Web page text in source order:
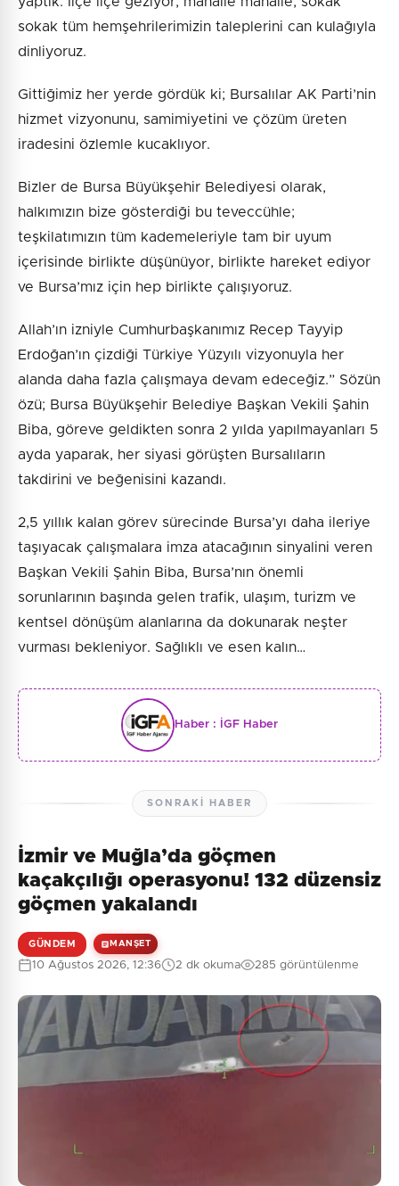
sokak tüm hemşehrilerimizin taleplerini can kulağıyla
dinliyoruz.
Gittiğimiz her yerde gördük ki; Bursalılar AK Parti’nin
hizmet vizyonunu, samimiyetini ve çözüm üreten
iradesini özlemle kucaklıyor.
Bizler de Bursa Büyükşehir Belediyesi olarak,
halkımızın bize gösterdiği bu teveccühle;
teşkilatımızın tüm kademeleriyle tam bir uyum
içerisinde birlikte düşünüyor, birlikte hareket ediyor
ve Bursa’mız için hep birlikte çalışıyoruz.
Allah’ın izniyle Cumhurbaşkanımız Recep Tayyip
Erdoğan’ın çizdiği Türkiye Yüzyılı vizyonuyla her
alanda daha fazla çalışmaya devam edeceğiz.” Sözün
özü; Bursa Büyükşehir Belediye Başkan Vekili Şahin
Biba, göreve geldikten sonra 2 yılda yapılmayanları 5
ayda yaparak, her siyasi görüşten Bursalıların
takdirini ve beğenisini kazandı.
2,5 yıllık kalan görev sürecinde Bursa’yı daha ileriye
taşıyacak çalışmalara imza atacağının sinyalini veren
Başkan Vekili Şahin Biba, Bursa’nın önemli
sorunlarının başında gelen trafik, ulaşım, turizm ve
kentsel dönüşüm alanlarına da dokunarak neşter
vurması bekleniyor. Sağlıklı ve esen kalın…
Haber : İGF Haber
SONRAKI HABER
İzmir ve Muğla’da göçmen
kaçakçılığı operasyonu! 132 düzensiz
göçmen yakalandı
GÜNDEM MANŞET
10 Ağustos 2026, 12:36 2 dk okuma 285 görüntülenme